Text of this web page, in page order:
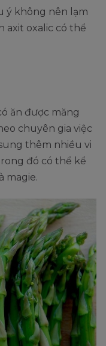
ý không nên lạm
axit oxalic có thể
ăn được măng
chuyên gia việc
thêm nhiều vi
đó có thể kể
magie.